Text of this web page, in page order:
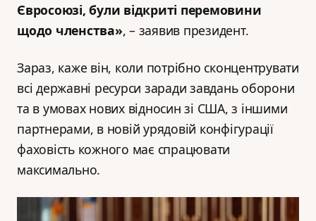
Євросоюзі, були відкриті перемовини
щодо членства», – заявив президент.
Зараз, каже він, коли потрібно сконцентрувати
всі державні ресурси заради завдань оборони
та в умовах нових відносин зі США, з іншими
партнерами, в новій урядовій конфігурації
фаховість кожного має спрацювати
максимально.